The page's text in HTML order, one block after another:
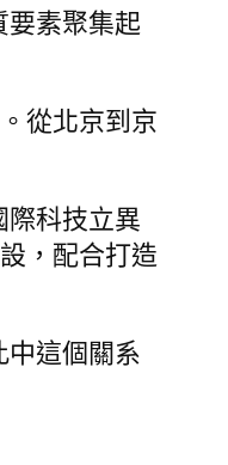
要素聚集起
從北京到京
際科技立異
，配合打造
中這個關系